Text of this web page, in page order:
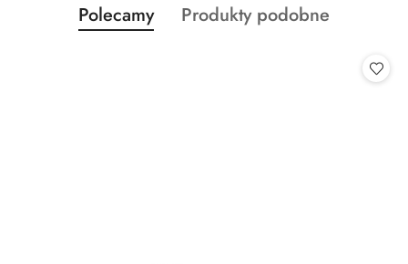
Pomiń karuzelę produktów
Produkty
o
Polecamy
Produkty
Produkty podobne